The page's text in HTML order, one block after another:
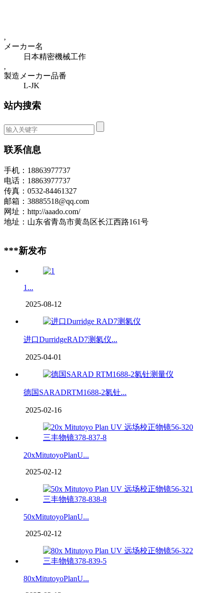
,
メーカー名
日本精密機械工作
,
製造メーカー品番
L-JK
站内搜索
联系信息
手机：18863977737
电话：18863977737
传真：0532-84461327
邮箱：38885518@qq.com
网址：http://aaado.com/
地址：山东省青岛市黄岛区长江西路161号
***新发布
1...
2025-08-12
进口DurridgeRAD7测氡仪...
2025-04-01
德国SARADRTM1688-2氡钍...
2025-02-16
20xMitutoyoPlanU...
2025-02-12
50xMitutoyoPlanU...
2025-02-12
80xMitutoyoPlanU...